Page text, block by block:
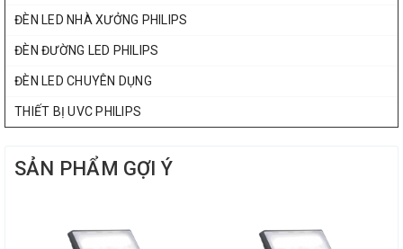
ĐÈN LED NHÀ XƯỞNG PHILIPS
ĐÈN ĐƯỜNG LED PHILIPS
ĐÈN LED CHUYÊN DỤNG
THIẾT BỊ UVC PHILIPS
SẢN PHẨM GỢI Ý